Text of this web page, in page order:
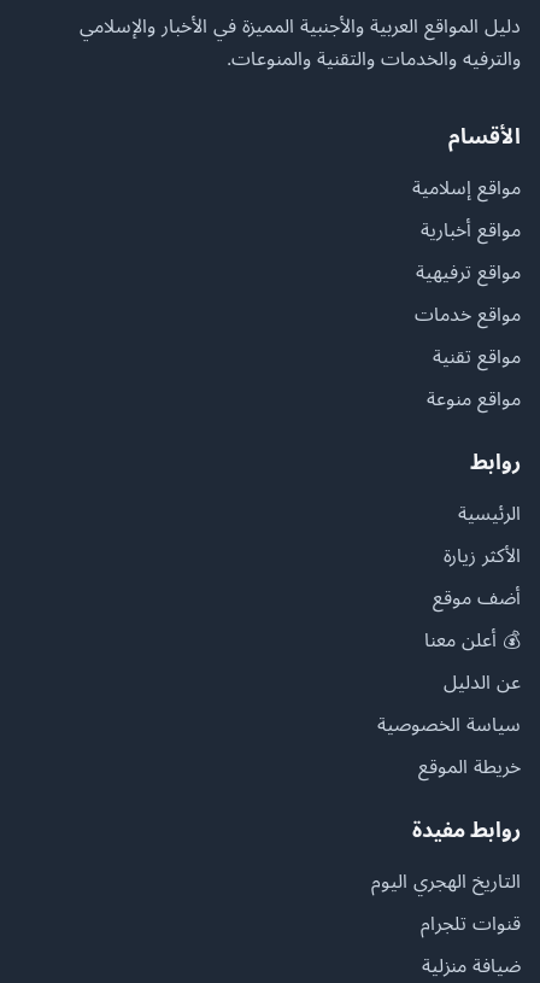
دليل المواقع العربية والأجنبية المميزة في الأخبار والإسلامي
والترفيه والخدمات والتقنية والمنوعات.
الأقسام
مواقع إسلامية
مواقع أخبارية
مواقع ترفيهية
مواقع خدمات
مواقع تقنية
مواقع منوعة
روابط
الرئيسية
الأكثر زيارة
أضف موقع
💰 أعلن معنا
عن الدليل
سياسة الخصوصية
خريطة الموقع
روابط مفيدة
التاريخ الهجري اليوم
قنوات تلجرام
ضيافة منزلية